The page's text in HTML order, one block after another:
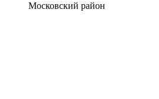
Московский район